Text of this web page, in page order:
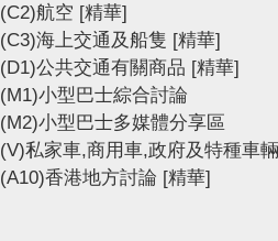
(C2)航空 [精華]
(C3)海上交通及船隻 [精華]
(D1)公共交通有關商品 [精華]
(M1)小型巴士綜合討論
(M2)小型巴士多媒體分享區
(V)私家車,商用車,政府及特種車輛
(A10)香港地方討論 [精華]